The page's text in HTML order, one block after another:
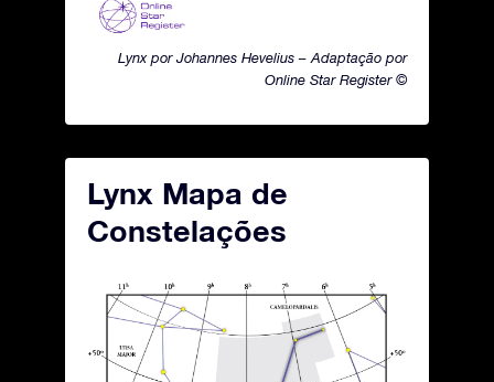
Lynx por Johannes Hevelius – Adaptação por
Online Star Register ©
Lynx Mapa de
Constelações